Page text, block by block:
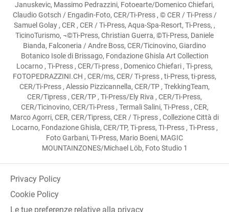
Januskevic, Massimo Pedrazzini, Fotoearte/Domenico Chiefari,
Claudio Gotsch / Engadin-Foto, CER/Ti-Press , © CER / Ti-Press /
Samuel Golay , CER , CER / Ti-Press, Aqua-Spa-Resort, Ti-Press, ,
TicinoTurismo, ¬©Ti-Press, Christian Guerra, ©Ti-Press, Daniele
Bianda, Falconeria / Andre Boss, CER/Ticinovino, Giardino
Botanico Isole di Brissago, Fondazione Ghisla Art Collection
Locarno , Ti-Press , CER/Ti-press , Domenico Chiefari , Ti-press,
FOTOPEDRAZZINI.CH , CER/ms, CER/ Ti-press , ti-Press, ti-press,
CER/Ti-Press , Alessio Pizzicannella, CER/TP , TrekkingTeam,
CER/Tipress , CER/TP , Ti-Press/Ely Riva , CER/Ti-Press,
CER/Ticinovino, CER/Ti-Press , Termali Salini, Ti-Press , CER,
Marco Agorri, CER, CER/Tipress, CER / Ti-press , Collezione Città di
Locarno, Fondazione Ghisla, CER/TP, Ti-press, TI-Press , Ti-Press ,
Foto Garbani, Ti-Press, Mario Boeni, MAGIC
MOUNTAINZONES/Michael Löb, Foto Studio 1
Privacy Policy
Cookie Policy
Le tue preferenze relative alla privacy